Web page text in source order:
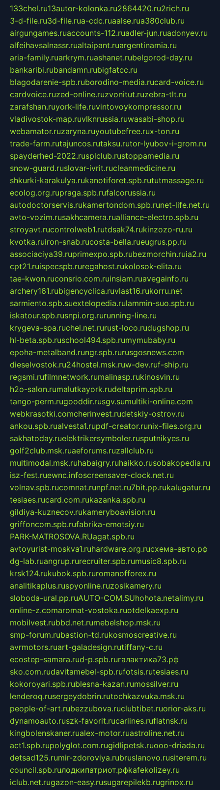
133chel.ru13autor-kolonka.ru2864420.ru2rich.ru
3-d-file.ru3d-file.rua-cdc.ruaalse.rua380club.ru
airgungames.ruaccounts-112.ruadler-jun.ruadonyev.ru
alfeihavsalnassr.rualtaipant.ruargentinamia.ru
aria-family.ruarkrym.ruashanet.rubelgorod-day.ru
bankaribi.rubandamn.rubigfatcc.ru
blagodarenie-spb.ruborodino-media.rucard-voice.ru
cardvoice.ruzed-online.ruzvonitut.ruzebra-tlt.ru
zarafshan.ruyork-life.ruvintovoykompressor.ru
vladivostok-map.ruvlknrussia.ruwasabi-shop.ru
webamator.ruzaryna.ruyoutubefree.rux-ton.ru
trade-farm.rutajuncos.rutaksu.rutor-lyubov-i-grom.ru
spayderhed-2022.rusplclub.rustoppamedia.ru
snow-guard.ruslovar-ivrit.rucleanmedicine.ru
shkurki-karakulya.rukanotiforet.spb.rututmassage.ru
ecolog.org.rupraga.spb.rufalcorussia.ru
autodoctorservis.rukamertondom.spb.runet-life.net.ru
avto-vozim.rusakhcamera.rualliance-electro.spb.ru
stroyavt.rucontrolweb1.rutdsak74.rukinzozo-ru.ru
kvotka.ruiron-snab.rucosta-bella.rueugrus.pp.ru
associaciya39.ruprimexpo.spb.rubezmorchin.ruia2.ru
cpt21.ruispecspb.ruregahost.rukolosok-elita.ru
tae-kwon.ruconsrio.com.ruinsiam.ruavegainfo.ru
archery161.rubigencyclica.ruvlast16.rukorru.net
sarmiento.spb.suextelopedia.rulammin-suo.spb.ru
iskatour.spb.rusnpi.org.rurunning-line.ru
krygeva-spa.ruchel.net.rurust-loco.rudugshop.ru
hl-beta.spb.ruschool494.spb.rumymubaby.ru
epoha-metalband.rungr.spb.rurusgosnews.com
dieselvostok.ru24hostel.msk.ruw-dev.ruf-ship.ru
regsmi.rufilmnetwork.rumalinasp.rukinosvin.ru
h2o-salon.rumalutkayork.rudeltaprim.spb.ru
tango-perm.rugooddir.rusgv.sumultiki-online.com
webkrasotki.comcherinvest.rudetskiy-ostrov.ru
ankou.spb.rualvesta1.rupdf-creator.runix-files.org.ru
sakhatoday.ruelektrikersymboler.rusputnikyes.ru
golf2club.msk.ruaeforums.ruzallclub.ru
multimodal.msk.ruhabaigry.ruhaikko.rusobakopedia.ru
isz-fest.ruewnc.infoscreensaver-clock.net.ru
volnav.spb.rucomnat.runpf.net.ru7bit.pp.rukalugatur.ru
tesiaes.rucard.com.rukazanka.spb.ru
gildiya-kuznecov.rukameryboavision.ru
griffoncom.spb.rufabrika-emotsiy.ru
PARK-MATROSOVA.RUagat.spb.ru
avtoyurist-moskva1.ruhardware.org.ruсхема-авто.рф
dg-lab.ruangrup.rurecruiter.spb.rumusic8.spb.ru
krsk124.rukubok.spb.ruromanofforex.ru
analitikaplus.ruspyonline.ruzosikamery.ru
sloboda-ural.pp.ruAUTO-COM.SUhohota.netalimy.ru
online-z.comaromat-vostoka.ruotdelkaexp.ru
mobilvest.rubbd.net.rumebelshop.msk.ru
smp-forum.rubastion-td.rukosmoscreative.ru
avrmotors.ruart-galadesign.rutiffany-c.ru
ecostep-samara.rud-p.spb.ruгалактика73.рф
sko.com.rudavitamebel-spb.rufotsis.rutesiaes.ru
kokoroyari.spb.rublesna-kazan.rumossilver.ru
lenderoq.rusergeydobrin.rutochkazvuka.msk.ru
people-of-art.rubezzubova.ruclubtibet.ruorior-aks.ru
dynamoauto.ruszk-favorit.rucarlines.ruflatnsk.ru
kingbolenskaner.rualex-motor.ruastroline.net.ru
act1.spb.rupolyglot.com.rugidlipetsk.ruooo-driada.ru
detsad125.rumir-zdoroviya.rubruslanovo.rusiterem.ru
council.spb.ruлодкипатриот.рфkafekolizey.ru
iclub.net.rugazon-easy.rusugarepilekb.rugrinox.ru